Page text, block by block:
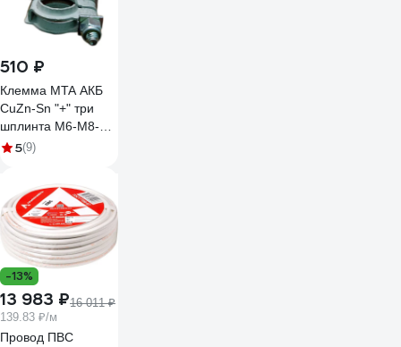
510 ₽
Клемма MTA АКБ
CuZn-Sn "+" три
шплинта М6-М8-М6
1507700
5(9)
-13%
13 983 ₽16 011 ₽
139.83 ₽/м
Провод ПВС